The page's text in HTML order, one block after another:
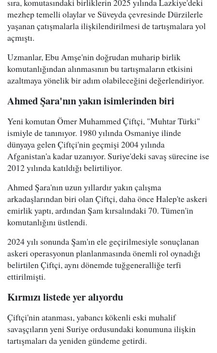
mezhep temelli olaylar ve Süveyda çevresinde Dürzilerle
yaşanan çatışmalarla ilişkilendirilmesi de tartışmalara yol
açmıştı.
Uzmanlar, Ebu Amşe'nin doğrudan muharip birlik
komutanlığından alınmasının bu tartışmaların etkisini
azaltmaya yönelik bir adım olabileceğini değerlendiriyor.
Ahmed Şara'nın yakın isimlerinden biri
Yeni komutan Ömer Muhammed Çiftçi, "Muhtar Türki"
ismiyle de tanınıyor. 1980 yılında Osmaniye ilinde
dünyaya gelen Çiftçi'nin geçmişi 2004 yılında
Afganistan'a kadar uzanıyor. Suriye'deki savaş sürecine ise
2012 yılında katıldığı belirtiliyor.
Ahmed Şara'nın uzun yıllardır yakın çalışma
arkadaşlarından biri olan Çiftçi, daha önce Halep'te askeri
emirlik yaptı, ardından Şam kırsalındaki 70. Tümen'in
komutanlığını üstlendi.
2024 yılı sonunda Şam'ın ele geçirilmesiyle sonuçlanan
askeri operasyonun planlanmasında önemli rol oynadığı
belirtilen Çiftçi, aynı dönemde tuğgeneralliğe terfi
ettirilmişti.
Kırmızı listede yer alıyordu
Çiftçi'nin atanması, yabancı kökenli eski muhalif
savaşçıların yeni Suriye ordusundaki konumuna ilişkin
tartışmaları da yeniden gündeme getirdi.